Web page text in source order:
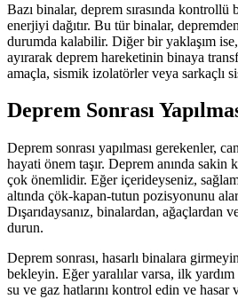
Bazı binalar, deprem sırasında
enerjiyi dağıtır. Bu tür binalar,
durumda kalabilir. Diğer bir yaklaşım
ayırarak deprem hareketinin binaya
amaçla, sismik izolatörler veya sarkaçlı
Deprem Sonrası
Deprem sonrası yapılması gerekenler,
hayati önem taşır. Deprem anında
çok önemlidir. Eğer içerideyseniz,
altında çök-kapan-tutun pozisyonunu
Dışarıdaysanız, binalardan, ağaçlardan
durun.
Deprem sonrası, hasarlı binalara
bekleyin. Eğer yaralılar varsa, ilk yardım
su ve gaz hatlarını kontrol edin ve